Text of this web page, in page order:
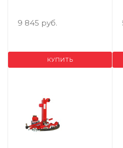
металлов,
9 845 руб.
КУПИТЬ